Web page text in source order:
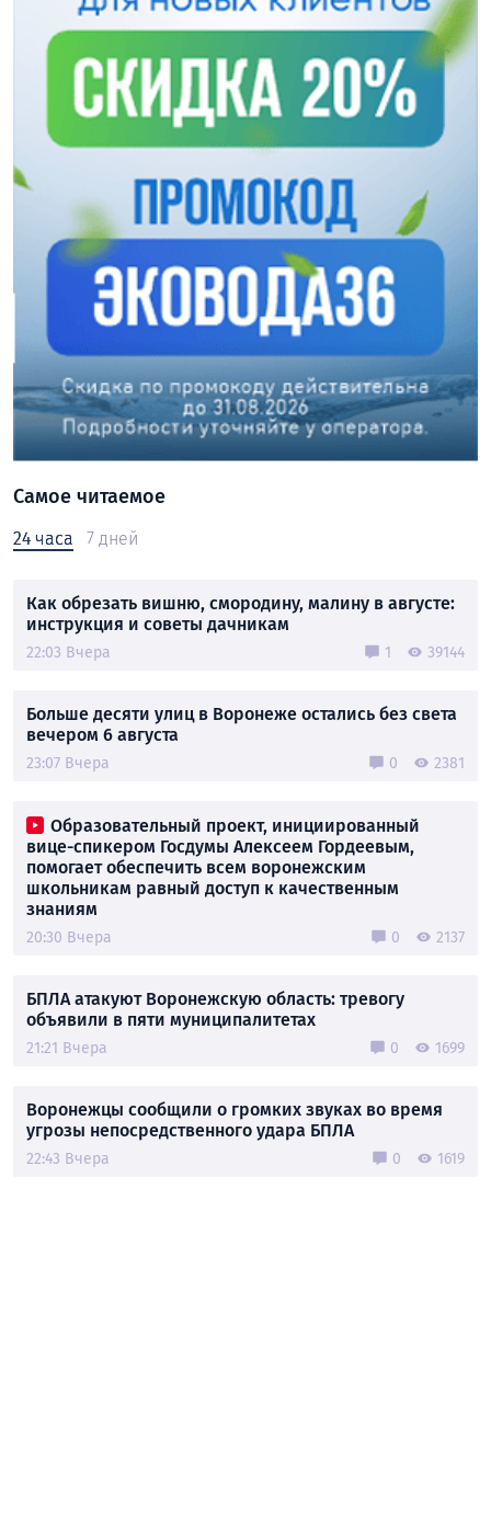
Самое читаемое
24 часа 7 дней
Как обрезать вишню, смородину, малину в августе:
инструкция и советы дачникам
22:03 Вчера 1 39144
Больше десяти улиц в Воронеже остались без света
вечером 6 августа
23:07 Вчера 0 2381
Образовательный проект, инициированный
вице-спикером Госдумы Алексеем Гордеевым,
помогает обеспечить всем воронежским
школьникам равный доступ к качественным
знаниям
20:30 Вчера 0 2137
БПЛА атакуют Воронежскую область: тревогу
объявили в пяти муниципалитетах
21:21 Вчера 0 1699
Воронежцы сообщили о громких звуках во время
угрозы непосредственного удара БПЛА
22:43 Вчера 0 1619